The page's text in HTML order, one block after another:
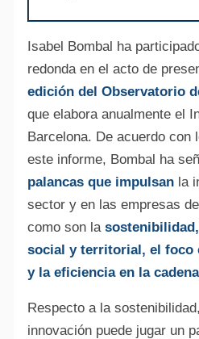
Isabel Bombal ha
redonda en el acto de
edición del Observatorio
que elabora anualmente el
Barcelona. De acuerdo con
este informe, Bombal ha
palancas que impulsanla
sector y en las empresas
como son la
social y territorial, el foco
y la eficiencia en la
Respecto a la
innovación puede jugar un